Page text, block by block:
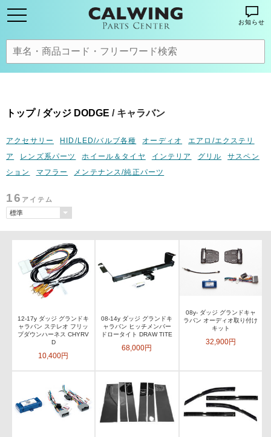
お知らせ
トップ/ ダッジ DODGE / キャラバン
アクセサリー HID/LED/バルブ各種 オーディオ
エアロ/エクステリ
ア
レンズ系パーツ ホイール＆タイヤ インテリア グリル
サスペン
ション
マフラー メンテナンス/純正パーツ
16 アイテム
12-17y ダッジ グランドキ
ャラバン ステレオ フリッ
プダウンハーネス CHYRV
D
10,400円
08-14y ダッジ グランドキ
ャラバン ヒッチメンバー
ドロータイト DRAW TITE
68,000円
08y- ダッジ グランドキャ
ラバン オーディオ取り付け
キット
32,900円